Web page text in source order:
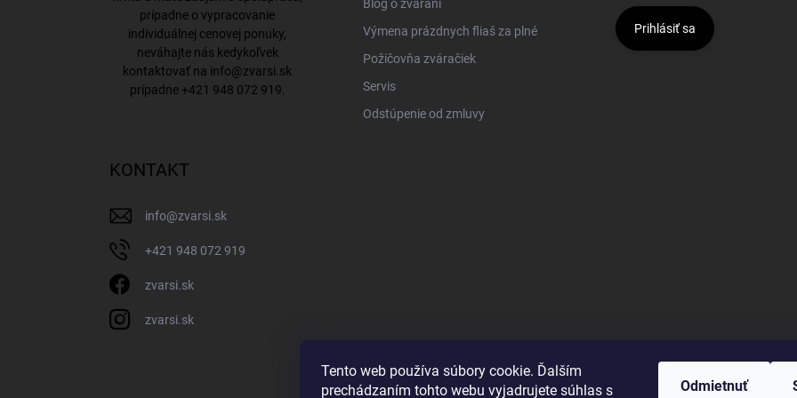
Tento web používa súbory cookie. Ďalším
prechádzaním tohto webu vyjadrujete súhlas s
Odmietnuť
prípadne o vypracovanie
individuálnej cenovej ponuky,
neváhajte nás kedykoľvek
kontaktovať na info@zvarsi.sk
prípadne +421 948 072 919
Blog o zváraní
Výmena prázdnych fliaš za plné
Požičovňa zváračiek
Servis
Odstúpenie od zmluvy
Prihlásiť sa
KONTAKT
info@zvarsi.sk
+421 948 072 919
zvarsi.sk
zvarsi.sk